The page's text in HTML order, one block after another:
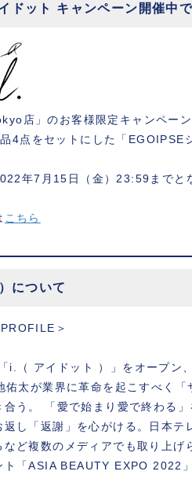
ドット キャンペーン開催中で
店」のお客様限定キャンペーン
4点をセットにした「EGOIPSE
年7月15日（金）23:59までと
こちら
について
＞
i.（ アイドット ）」をオープン
太が業界に革命を起こすべく「
合う。 「愛で始まり愛で終わる
し「返謝」を心がける。日本
など複数のメディアでも取り上
ト「ASIA BEAUTY EXPO 2022